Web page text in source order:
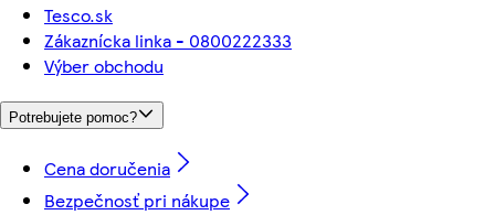
Tesco.sk
Zákaznícka linka - 0800222333
Výber obchodu
Potrebujete pomoc?
Cena doručenia
Bezpečnosť pri nákupe